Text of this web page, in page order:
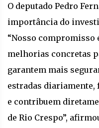
O deputado Pedro
importância do
“Nosso compromisso
melhorias concretas
garantem mais
estradas
e contribuem
de Rio Crespo”,